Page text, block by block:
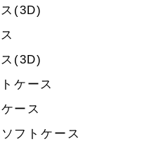
(3D)
(3D)
ケース
ース
フトケース